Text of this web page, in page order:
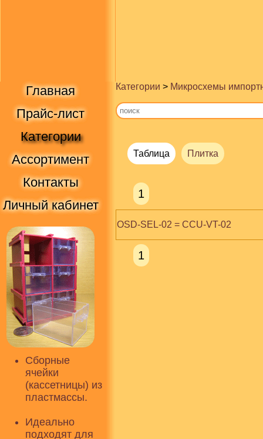
Главная
Прайс-лист
Категории
Ассортимент
Контакты
Личный кабинет
Сборные
ячейки
(кассетницы) из
пластмассы.
Идеально
подходят для
Категории > Микросхемы
Таблица Плитка
1
OSD-SEL-02 = CCU-VT-02
1